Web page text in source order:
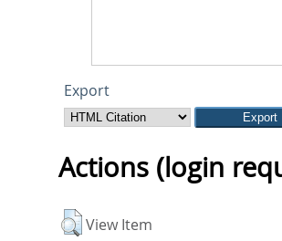
Export
Actions (login
View Item